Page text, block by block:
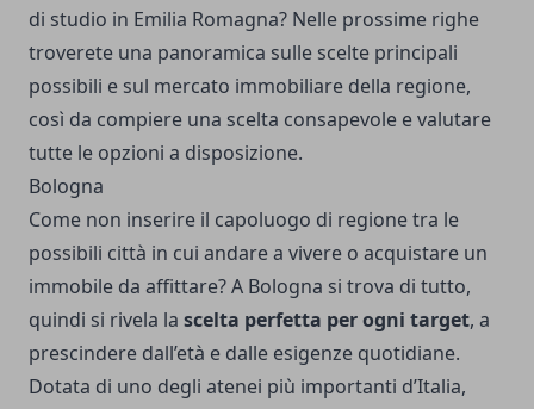
di studio in Emilia Romagna? Nelle prossime righe
troverete una panoramica sulle scelte principali
possibili e sul mercato immobiliare della regione,
così da compiere una scelta consapevole e valutare
tutte le opzioni a disposizione.
Bologna
Come non inserire il capoluogo di regione tra le
possibili città in cui andare a vivere o acquistare un
immobile da affittare? A Bologna si trova di tutto,
quindi si rivela la scelta perfetta per ogni target, a
prescindere dall’età e dalle esigenze quotidiane.
Dotata di uno degli atenei più importanti d’Italia,